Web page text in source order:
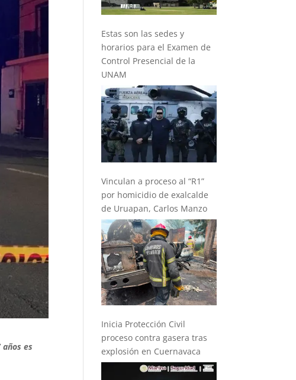
es
Estas son las sedes y
horarios para el Examen de
Control Presencial de la
UNAM
Vinculan a proceso al “R1”
por homicidio de exalcalde
de Uruapan, Carlos Manzo
Inicia Protección Civil
proceso contra gasera tras
explosión en Cuernavaca